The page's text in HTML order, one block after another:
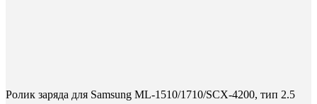
Ролик заряда для Samsung ML-1510/1710/SCX-4200, тип 2.5